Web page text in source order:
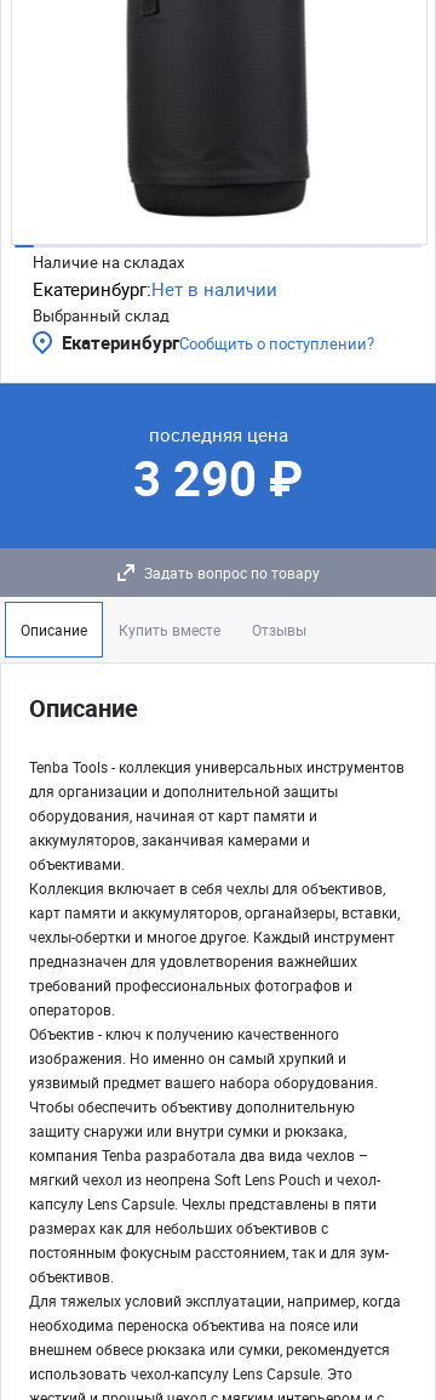
Наличие на складах
Екатеринбург:Нет в наличии
Выбранный склад
ЕкатеринбургСообщить о поступлении?
последняя цена
3 290 ₽
Задать вопрос по товару
Описание Купить вместе Отзывы
Описание
Tenba Tools - коллекция универсальных инструментов
для организации и дополнительной защиты
оборудования, начиная от карт памяти и
аккумуляторов, заканчивая камерами и
объективами.
Коллекция включает в себя чехлы для объективов,
карт памяти и аккумуляторов, органайзеры, вставки,
чехлы-обертки и многое другое. Каждый инструмент
предназначен для удовлетворения важнейших
требований профессиональных фотографов и
операторов.
Объектив - ключ к получению качественного
изображения. Но именно он самый хрупкий и
уязвимый предмет вашего набора оборудования.
Чтобы обеспечить объективу дополнительную
защиту снаружи или внутри сумки и рюкзака,
компания Tenba разработала два вида чехлов –
мягкий чехол из неопрена Soft Lens Pouch и чехол-
капсулу Lens Capsule. Чехлы представлены в пяти
размерах как для небольших объективов с
постоянным фокусным расстоянием, так и для зум-
объективов.
Для тяжелых условий эксплуатации, например, когда
необходима переноска объектива на поясе или
внешнем обвесе рюкзака или сумки, рекомендуется
использовать чехол-капсулу Lens Capsule. Это